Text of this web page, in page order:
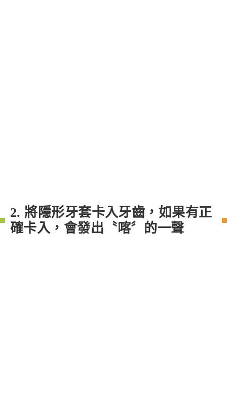
2. 將隱形牙套卡入牙齒，如果有正
確卡入，會發出〝喀〞的一聲